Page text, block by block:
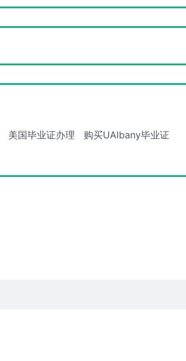
美国毕业证办理 购买UAlbany毕业证